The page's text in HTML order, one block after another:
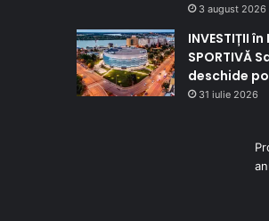
3 august 2026
INVESTIȚII în
SPORTIVĂ
deschide
31 iulie 2026